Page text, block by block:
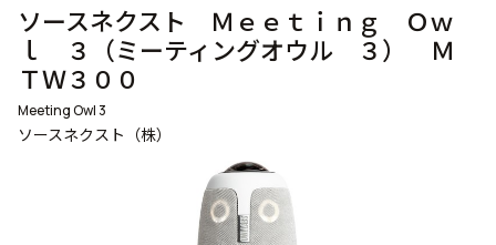
ソースネクスト Ｍｅｅｔｉｎｇ Ｏｗ
ｌ ３（ミーティングオウル ３） Ｍ
ＴＷ３００
Meeting Owl 3
ソースネクスト（株）